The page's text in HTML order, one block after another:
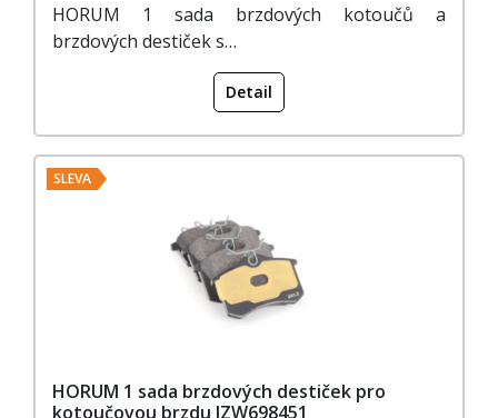
HORUM 1 sada brzdových kotoučů a
brzdových destiček s…
Detail
SLEVA
HORUM 1 sada brzdových destiček pro
kotoučovou brzdu JZW698451